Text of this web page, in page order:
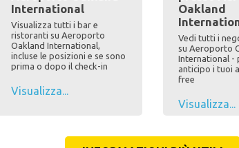
International
Visualizza tutti i bar e
ristoranti su Aeroporto
Oakland International,
incluse le posizioni e se sono
prima o dopo il check-in
Visualizza...
Oakland
Vedi tutti i
su Aeroporto
International -
anticipo i tuoi
free
Visualizza...